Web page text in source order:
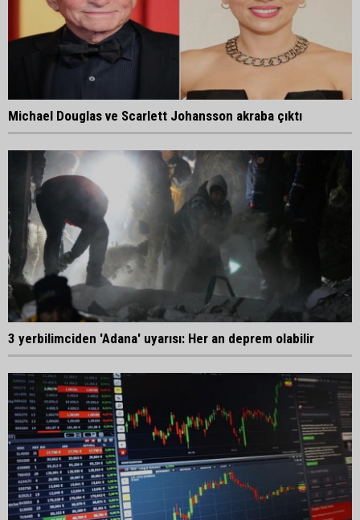
Michael Douglas ve Scarlett Johansson akraba çıktı
3 yerbilimciden 'Adana' uyarısı: Her an deprem olabilir